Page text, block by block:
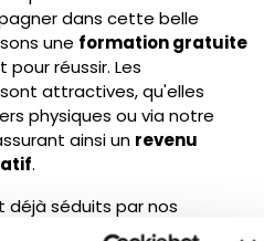
dans cette belle
une formation gratuite
pour réussir. Les
sont attractives, qu'elles
physiques ou via notre
ainsi un revenu
.
déjà séduits par nos
de nos produits phares